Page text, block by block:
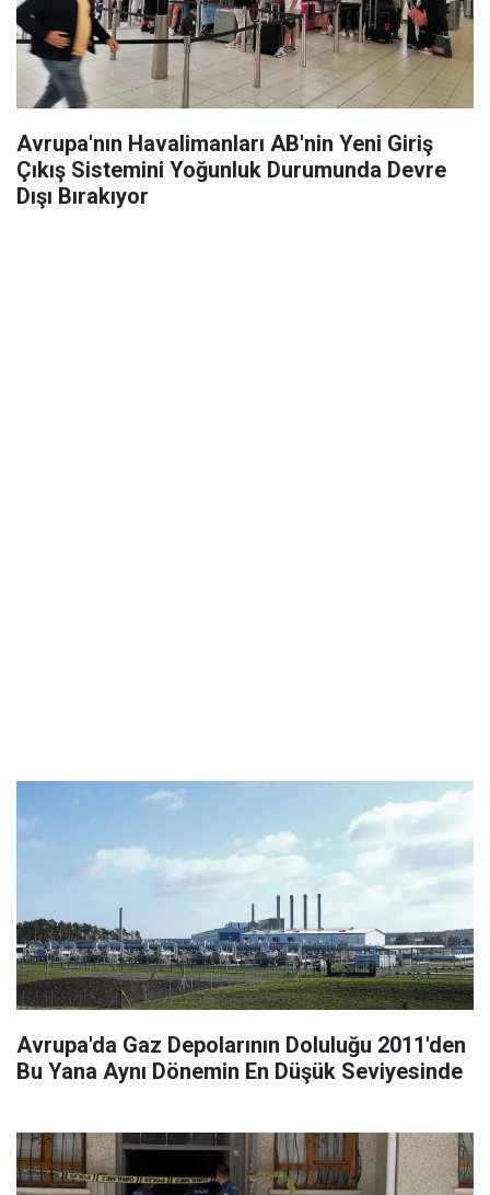
Avrupa'nın Havalimanları AB'nin Yeni Giriş
Çıkış Sistemini Yoğunluk Durumunda Devre
Dışı Bırakıyor
Avrupa'da Gaz Depolarının Doluluğu 2011'den
Bu Yana Aynı Dönemin En Düşük Seviyesinde